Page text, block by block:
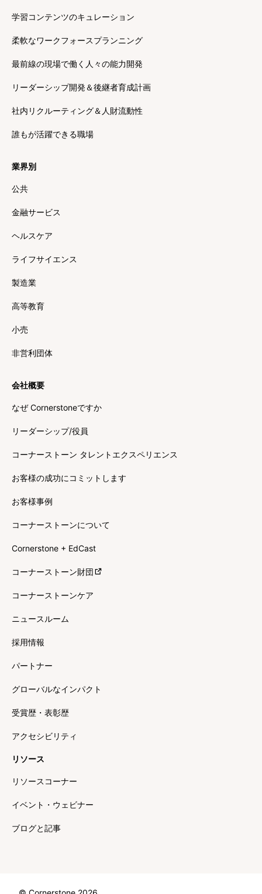
学習コンテンツのキュレーション
柔軟なワークフォースプランニング
最前線の現場で働く人々の能力開発
リーダーシップ開発＆後継者育成計画
社内リクルーティング＆人財流動性
誰もが活躍できる職場
業界別
公共
金融サービス
ヘルスケア
ライフサイエンス
製造業
高等教育
小売
非営利団体
会社概要
なぜ Cornerstoneですか
リーダーシップ/役員
コーナーストーン タレントエクスペリエンス
お客様の成功にコミットします
お客様事例
コーナーストーンについて
Cornerstone + EdCast
コーナーストーン財団
コーナーストーンケア
ニュースルーム
採用情報
パートナー
グローバルなインパクト
受賞歴・表彰歴
アクセシビリティ
リソース
リソースコーナー
イベント・ウェビナー
ブログと記事